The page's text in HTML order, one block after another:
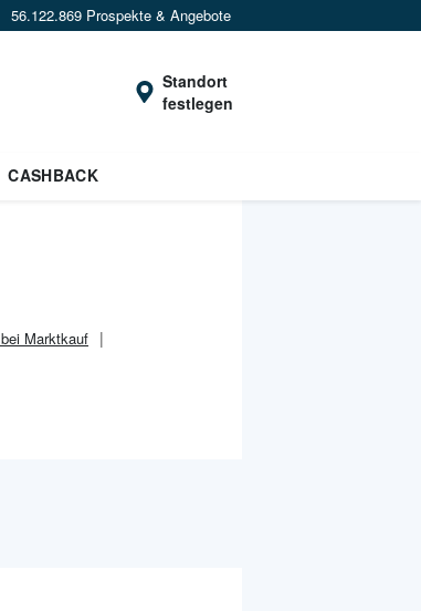
56.122.869 Prospekte & Angebote
Standort
festlegen
zu sehen.
CASHBACK
Marktkauf